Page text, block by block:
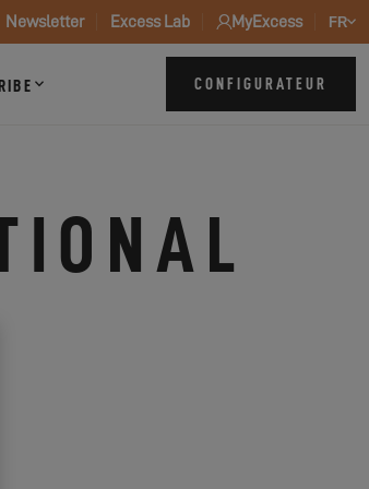
Newsletter Excess Lab MyExcess FR
CONFIGURATEUR